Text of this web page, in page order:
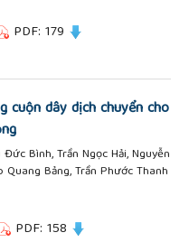
PDF: 179
cuộn dây dịch chuyển cho
Bình, Trần Ngọc Hải, Nguyễn
Bảng, Trần Phước Thanh
PDF: 158